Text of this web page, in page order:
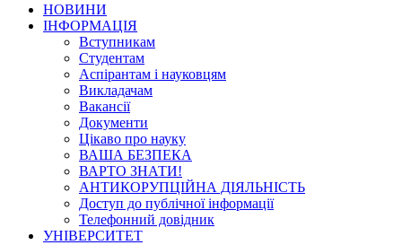
НОВИНИ
ІНФОРМАЦІЯ
Вступникам
Студентам
Аспірантам і науковцям
Викладачам
Вакансії
Документи
Цікаво про науку
ВАША БЕЗПЕКА
ВАРТО ЗНАТИ!
АНТИКОРУПЦІЙНА ДІЯЛЬНІСТЬ
Доступ до публічної інформації
Телефонний довідник
УНІВЕРСИТЕТ